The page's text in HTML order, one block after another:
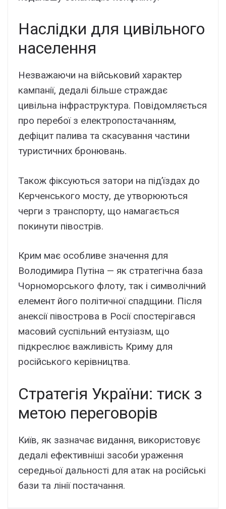
Наслідки для цивільного
населення
Незважаючи на військовий характер
кампанії, дедалі більше страждає
цивільна інфраструктура. Повідомляється
про перебої з електропостачанням,
дефіцит палива та скасування частини
туристичних бронювань.
Також фіксуються затори на під’їздах до
Керченського мосту, де утворюються
черги з транспорту, що намагається
покинути півострів.
Крим має особливе значення для
Володимира Путіна — як стратегічна база
Чорноморського флоту, так і символічний
елемент його політичної спадщини. Після
анексії півострова в Росії спостерігався
масовий суспільний ентузіазм, що
підкреслює важливість Криму для
російського керівництва.
Стратегія України: тиск з
метою переговорів
Київ, як зазначає видання, використовує
дедалі ефективніші засоби ураження
середньої дальності для атак на російські
бази та лінії постачання.